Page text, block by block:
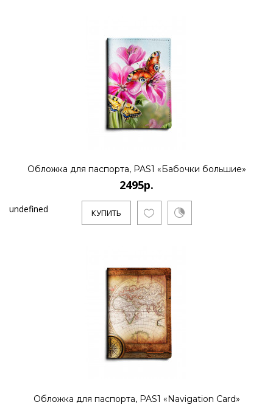
Обложка для паспорта, PAS1 «Бабочки большие»
2495р.
КУПИТЬ
undefined
Обложка для паспорта, PAS1 «Navigation Card»